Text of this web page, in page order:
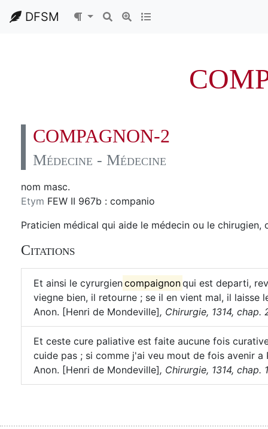
DFSM
COMPAGNON-2
Médecine - Médecine
nom masc.
Etym FEW II 967b : companio
Praticien médical qui aide le médecin ou le chirugien,
Citations
Et ainsi le cyrurgiencompaignonqui est departi,
viegne bien, il retourne ; se il en vient mal, il laisse
Anon. [Henri de Mondeville], Chirurgie, 1314, chap.
Et ceste cure paliative est faite aucune fois
cuide pas ; si comme j'ai veu mout de fois avenir
Anon. [Henri de Mondeville], Chirurgie, 1314, chap.